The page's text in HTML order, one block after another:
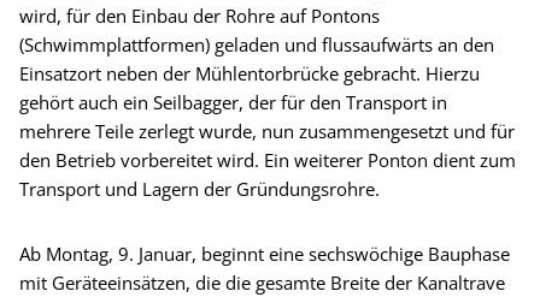
wird, für den Einbau der Rohre auf Pontons
(Schwimmplattformen) geladen und flussaufwärts an den
Einsatzort neben der Mühlentorbrücke gebracht. Hierzu
gehört auch ein Seilbagger, der für den Transport in
mehrere Teile zerlegt wurde, nun zusammengesetzt und für
den Betrieb vorbereitet wird. Ein weiterer Ponton dient zum
Transport und Lagern der Gründungsrohre.
Ab Montag, 9. Januar, beginnt eine sechswöchige Bauphase
mit Geräteeinsätzen, die die gesamte Breite der Kanaltrave